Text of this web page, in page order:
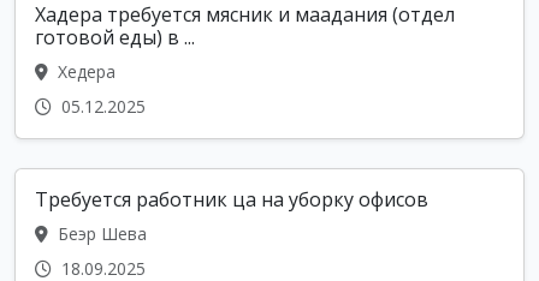
Хадера требуется мясник и маадания (отдел
готовой еды) в ...
Хедера
05.12.2025
Требуется работник ца на уборку офисов
Беэр Шева
18.09.2025